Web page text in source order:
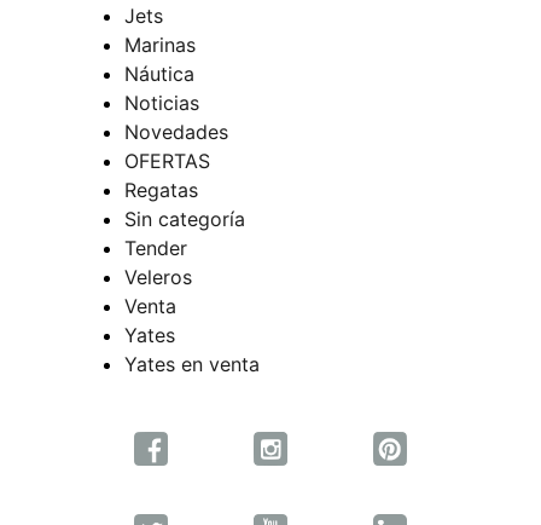
Jets
Marinas
Náutica
Noticias
Novedades
OFERTAS
Regatas
Sin categoría
Tender
Veleros
Venta
Yates
Yates en venta